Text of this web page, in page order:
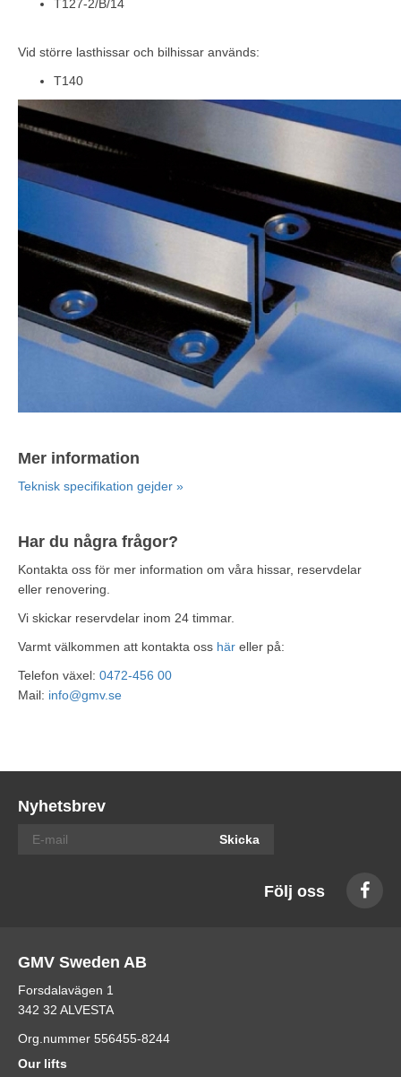
T127-2/B/14
Vid större lasthissar och bilhissar används:
T140
Mer information
Teknisk specifikation gejder »
Har du några frågor?
Kontakta oss för mer information om våra hissar, reservdelar
eller renovering.
Vi skickar reservdelar inom 24 timmar.
Varmt välkommen att kontakta oss här eller på:
Telefon växel: 0472-456 00
Mail: info@gmv.se
Nyhetsbrev
Skicka
Följ oss
GMV Sweden AB
Forsdalavägen 1
342 32 ALVESTA
Org.nummer 556455-8244
Our lifts